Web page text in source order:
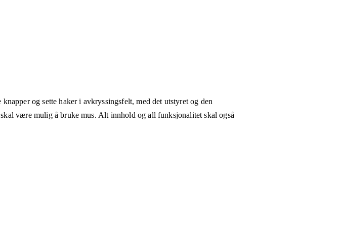
og sette haker i avkryssingsfelt, med det utstyret og den
være mulig å bruke mus. Alt innhold og all funksjonalitet skal også